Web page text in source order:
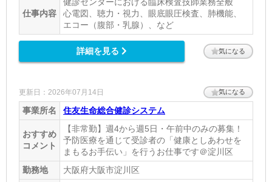
仕事内容
心電図、聴力・視力、眼底眼圧検査、肺機能、
エコー（腹部・乳腺）、など
詳細を見る 気になる
更新日：2026年07月14日 気になる
事業所名 住友生命総合健診システム
おすすめ
コメント
【非常勤】週4から週5日・午前中のみの募集！
予防医療を通じて受診者の「健康としあわせを
まもるお手伝い」を行うお仕事です＠淀川区
勤務地
大阪府大阪市淀川区